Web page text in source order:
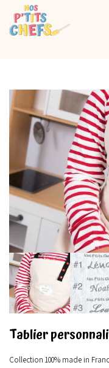
Tablier
Collection 100% made in